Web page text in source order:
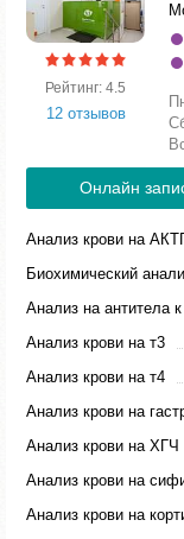
Рейтинг: 4.5
12 отзывов
Онлайн
Анализ крови на
Биохимический
Анализ на антитела
Анализ крови на т3
Анализ крови на т4
Анализ крови на
Анализ крови на ХГЧ
Анализ крови на
Анализ крови на